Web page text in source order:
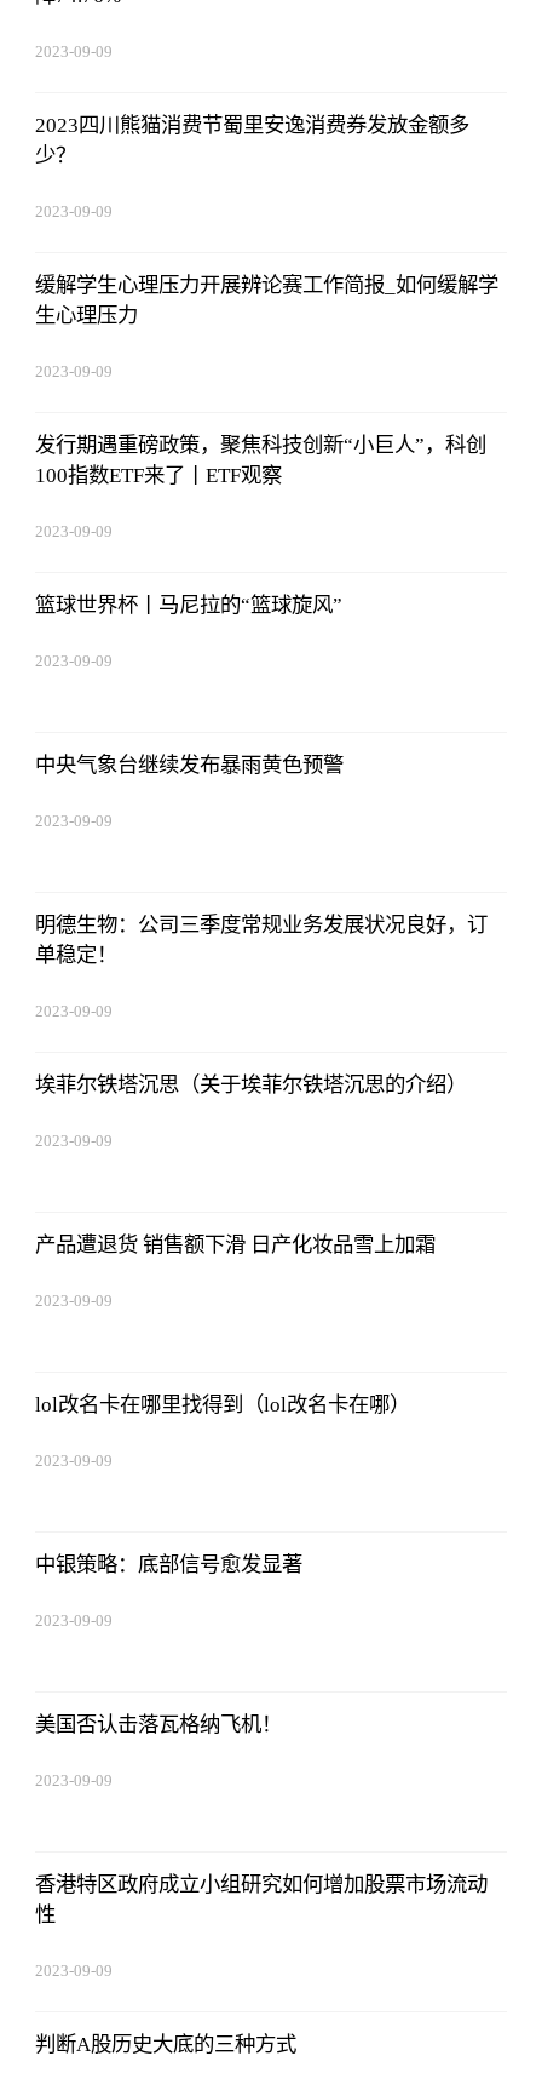
2023-09-09
2023四川熊猫消费节蜀里安逸消费券发放金额多
少？
2023-09-09
缓解学生心理压力开展辨论赛工作简报_如何缓解学
生心理压力
2023-09-09
发行期遇重磅政策，聚焦科技创新“小巨人”，科创
100指数ETF来了丨ETF观察
2023-09-09
篮球世界杯丨马尼拉的“篮球旋风”
2023-09-09
中央气象台继续发布暴雨黄色预警
2023-09-09
明德生物：公司三季度常规业务发展状况良好，订
单稳定！
2023-09-09
埃菲尔铁塔沉思（关于埃菲尔铁塔沉思的介绍）
2023-09-09
产品遭退货 销售额下滑 日产化妆品雪上加霜
2023-09-09
lol改名卡在哪里找得到（lol改名卡在哪）
2023-09-09
中银策略：底部信号愈发显著
2023-09-09
美国否认击落瓦格纳飞机！
2023-09-09
香港特区政府成立小组研究如何增加股票市场流动
性
2023-09-09
判断A股历史大底的三种方式